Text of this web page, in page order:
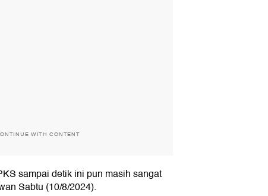
WITH CONTENT
sampai detik ini pun masih sangat
Sabtu (10/8/2024).